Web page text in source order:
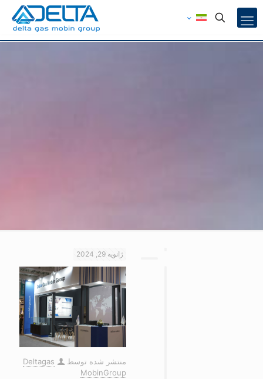
ژانویه 29, 2024
منتشر شده توسط
Deltagas
MobinGroup